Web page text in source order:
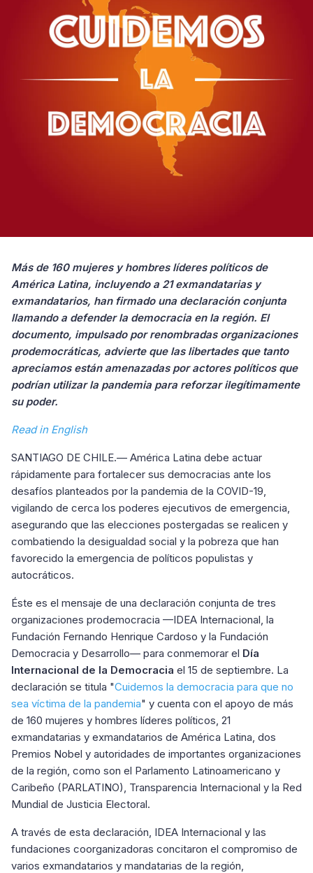
Más de 160 mujeres y hombres líderes políticos de
América Latina, incluyendo a 21 exmandatarias y
exmandatarios, han firmado una declaración conjunta
llamando a defender la democracia en la región. El
documento, impulsado por renombradas organizaciones
prodemocráticas, advierte que las libertades que tanto
apreciamos están amenazadas por actores políticos que
podrían utilizar la pandemia para reforzar ilegítimamente
su poder.
Read in English
SANTIAGO DE CHILE.— América Latina debe actuar
rápidamente para fortalecer sus democracias ante los
desafíos planteados por la pandemia de la COVID-19,
vigilando de cerca los poderes ejecutivos de emergencia,
asegurando que las elecciones postergadas se realicen y
combatiendo la desigualdad social y la pobreza que han
favorecido la emergencia de políticos populistas y
autocráticos.
Éste es el mensaje de una declaración conjunta de tres
organizaciones prodemocracia —IDEA Internacional, la
Fundación Fernando Henrique Cardoso y la Fundación
Democracia y Desarrollo— para conmemorar el Día
Internacional de la Democracia el 15 de septiembre. La
declaración se titula "Cuidemos la democracia para que no
sea víctima de la pandemia" y cuenta con el apoyo de más
de 160 mujeres y hombres líderes políticos, 21
exmandatarias y exmandatarios de América Latina, dos
Premios Nobel y autoridades de importantes organizaciones
de la región, como son el Parlamento Latinoamericano y
Caribeño (PARLATINO), Transparencia Internacional y la Red
Mundial de Justicia Electoral.
A través de esta declaración, IDEA Internacional y las
fundaciones coorganizadoras concitaron el compromiso de
varios exmandatarios y mandatarias de la región,